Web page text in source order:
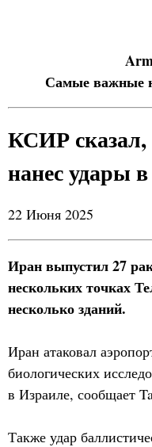
Самые важные
КСИР сказал,
нанес удары
22 Июня 2025
Иран выпустил 27
нескольких точках
несколько зданий.
Иран атаковал
биологических
в Израиле, сообщает
Также удар